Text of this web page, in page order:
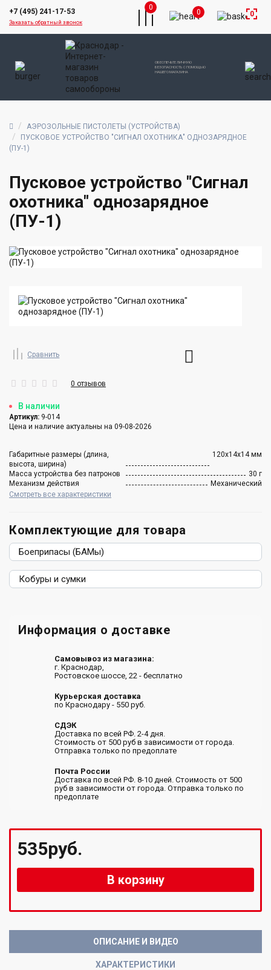
+7 (495) 241-17-53
Заказать обратный звонок
ОБЕСПЕЧЬТЕ ЛИЧНУЮ
БЕЗОПАСНОСТЬ С ПОМОЩЬЮ
НАШЕГО МАГАЗИНА
0
0 0
АЭРОЗОЛЬНЫЕ ПИСТОЛЕТЫ (УСТРОЙСТВА)
ПУСКОВОЕ УСТРОЙСТВО "СИГНАЛ ОХОТНИКА" ОДНОЗАРЯДНОЕ
(ПУ-1)
Пусковое устройство "Сигнал
охотника" однозарядное
(ПУ-1)
Сравнить
0 отзывов
В наличии
Артикул: 9-014
Цена и наличие актуальны на 09-08-2026
Габаритные размеры (длина,
высота, ширина)
120х14х14 мм
Масса устройства без патронов
30 г
Механизм действия
Механический
Смотреть все характеристики
Комплектующие для товара
Боеприпасы (БАМы)
Кобуры и сумки
Информация о доставке
Самовывоз из магазина:
г. Краснодар,
Ростовское шоссе, 22 - бесплатно
Курьерская доставка
по Краснодару - 550 руб.
СДЭК
Доставка по всей РФ. 2-4 дня.
Стоимость от 500 руб в зависимости от города.
Отправка только по предоплате
Почта России
Доставка по всей РФ. 8-10 дней. Стоимость от 500
руб в зависимости от города. Отправка только по
предоплате
535руб.
В корзину
ОПИСАНИЕ И ВИДЕО
ХАРАКТЕРИСТИКИ